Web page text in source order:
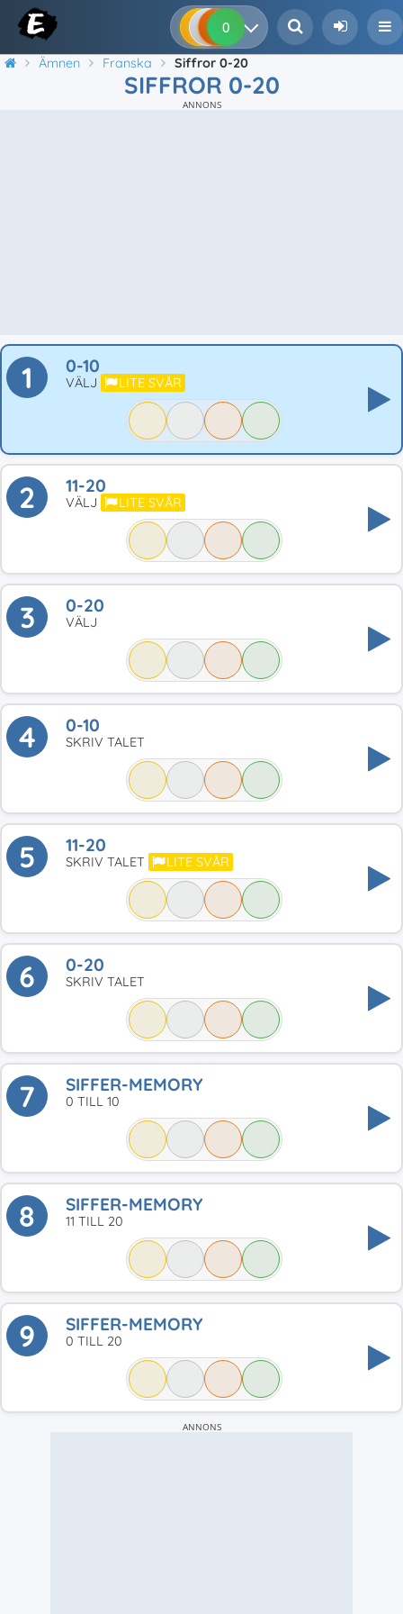
0 0 0
Ämnen Franska Siffror 0-20
SIFFROR 0-20
ANNONS
1 0-10
VÄLJ LITE SVÅR
2 11-20
VÄLJ LITE SVÅR
3 0-20
VÄLJ
4 0-10
SKRIV TALET
5 11-20
SKRIV TALET LITE SVÅR
6 0-20
SKRIV TALET
7 SIFFER-MEMORY
0 TILL 10
8 SIFFER-MEMORY
11 TILL 20
9 SIFFER-MEMORY
0 TILL 20
ANNONS